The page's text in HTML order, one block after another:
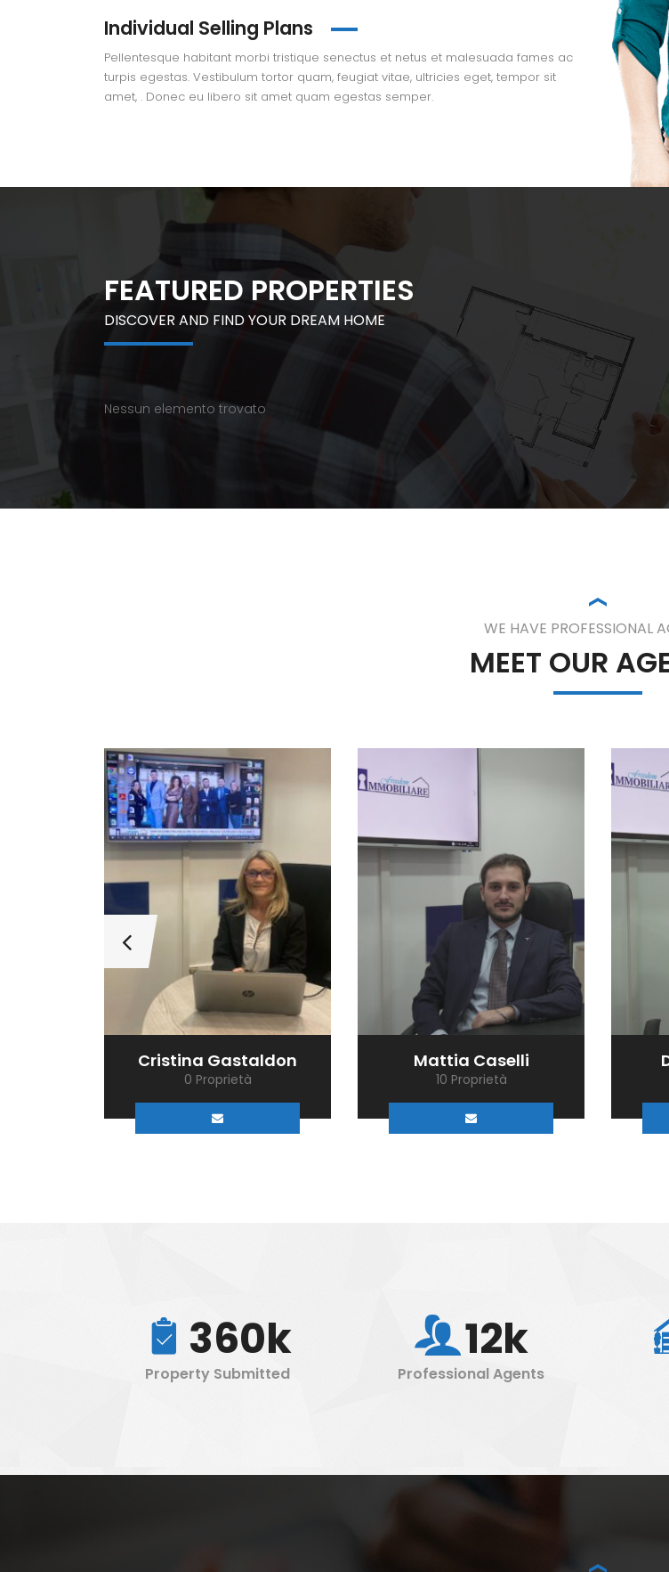
Individual Selling Plans
Pellentesque habitant morbi tristique senectus et netus et malesuada fames ac
turpis egestas. Vestibulum tortor quam, feugiat vitae, ultricies eget, tempor sit
amet, . Donec eu libero sit amet quam egestas semper.
FEATURED PROPERTIES
DISCOVER AND FIND YOUR DREAM HOME
Nessun elemento trovato
WE HAVE PROFESSIONAL
MEET OUR
Cristina Gastaldon
0 Proprietà
Mattia Caselli
10 Proprietà
360k
Property Submitted
12k
Professional Agents